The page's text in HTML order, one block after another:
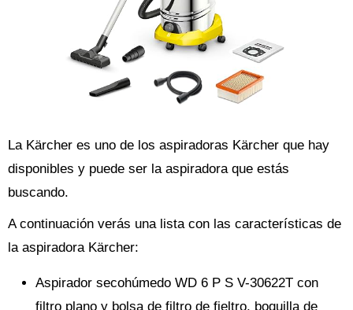
La Kärcher es uno de los aspiradoras Kärcher que hay
disponibles y puede ser la aspiradora que estás
buscando.
A continuación verás una lista con las características de
la aspiradora Kärcher:
Aspirador secohúmedo WD 6 P S V-30622T con
filtro plano y bolsa de filtro de fieltro, boquilla de